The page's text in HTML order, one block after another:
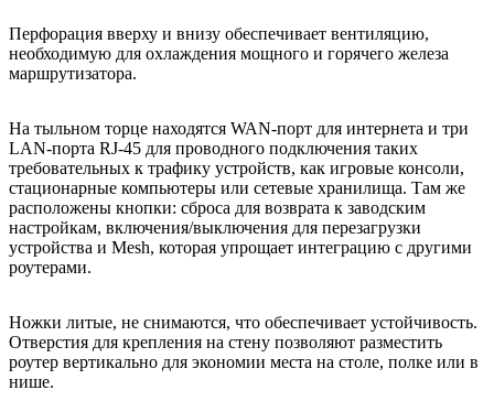
Перфорация вверху и внизу обеспечивает вентиляцию,
необходимую для охлаждения мощного и горячего железа
маршрутизатора.
На тыльном торце находятся WAN-порт для интернета и три
LAN-порта RJ-45 для проводного подключения таких
требовательных к трафику устройств, как игровые консоли,
стационарные компьютеры или сетевые хранилища. Там же
расположены кнопки: сброса для возврата к заводским
настройкам, включения/выключения для перезагрузки
устройства и Mesh, которая упрощает интеграцию с другими
роутерами.
Ножки литые, не снимаются, что обеспечивает устойчивость.
Отверстия для крепления на стену позволяют разместить
роутер вертикально для экономии места на столе, полке или в
нише.